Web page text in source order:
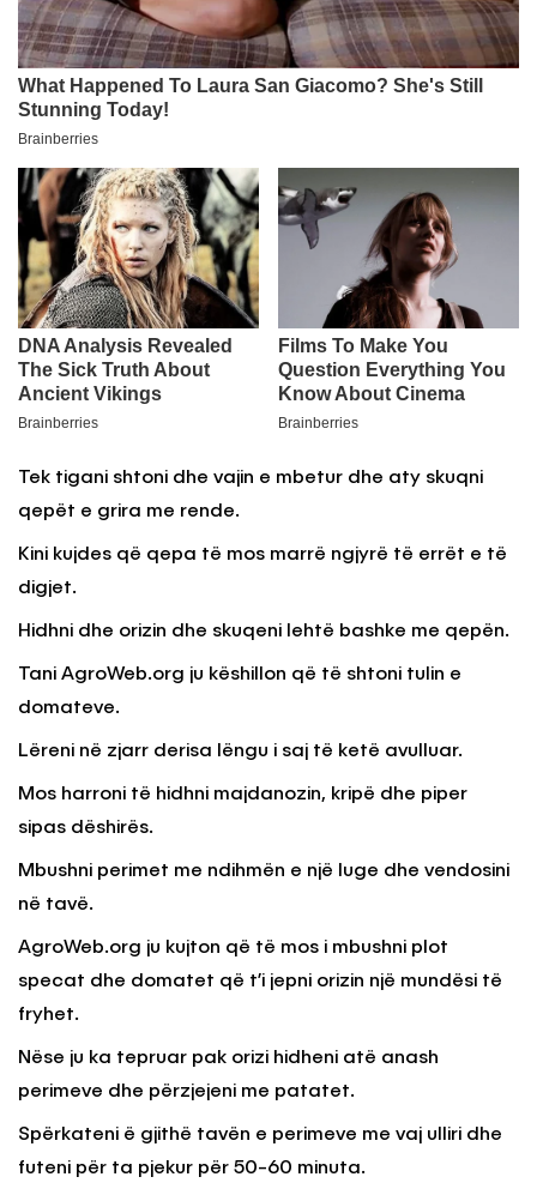
Tek tigani shtoni dhe vajin e mbetur dhe aty skuqni
qepët e grira me rende.
Kini kujdes që qepa të mos marrë ngjyrë të errët e të
digjet.
Hidhni dhe orizin dhe skuqeni lehtë bashke me qepën.
Tani AgroWeb.org ju këshillon që të shtoni tulin e
domateve.
Lëreni në zjarr derisa lëngu i saj të ketë avulluar.
Mos harroni të hidhni majdanozin, kripë dhe piper
sipas dëshirës.
Mbushni perimet me ndihmën e një luge dhe vendosini
në tavë.
AgroWeb.org ju kujton që të mos i mbushni plot
specat dhe domatet që t’i jepni orizin një mundësi të
fryhet.
Nëse ju ka tepruar pak orizi hidheni atë anash
perimeve dhe përzjejeni me patatet.
Spërkateni ë gjithë tavën e perimeve me vaj ulliri dhe
futeni për ta pjekur për 50-60 minuta.